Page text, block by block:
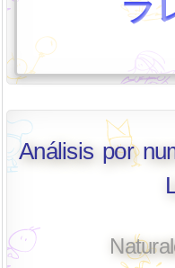
Análisis por